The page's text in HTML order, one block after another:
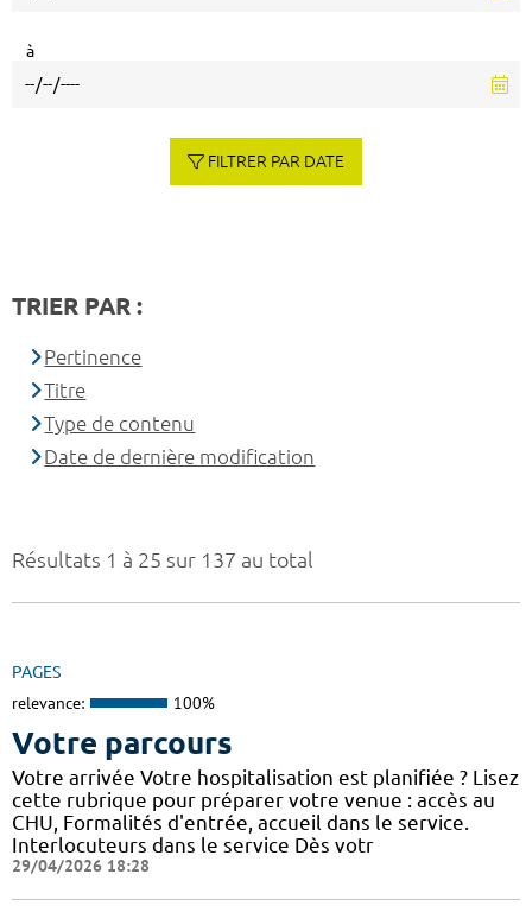
Résultats 1 à 25 sur 137 au total
PAGES
relevance: 100%
Votre parcours
Votre arrivée Votre hospitalisation est planifiée ? Lisez
cette rubrique pour préparer votre venue : accès au
CHU, Formalités d'entrée, accueil dans le service.
Interlocuteurs dans le service Dès votr
29/04/2026 18:28
à
FILTRER PAR DATE
TRIER PAR :
Pertinence
Titre
Type de contenu
Date de dernière modification